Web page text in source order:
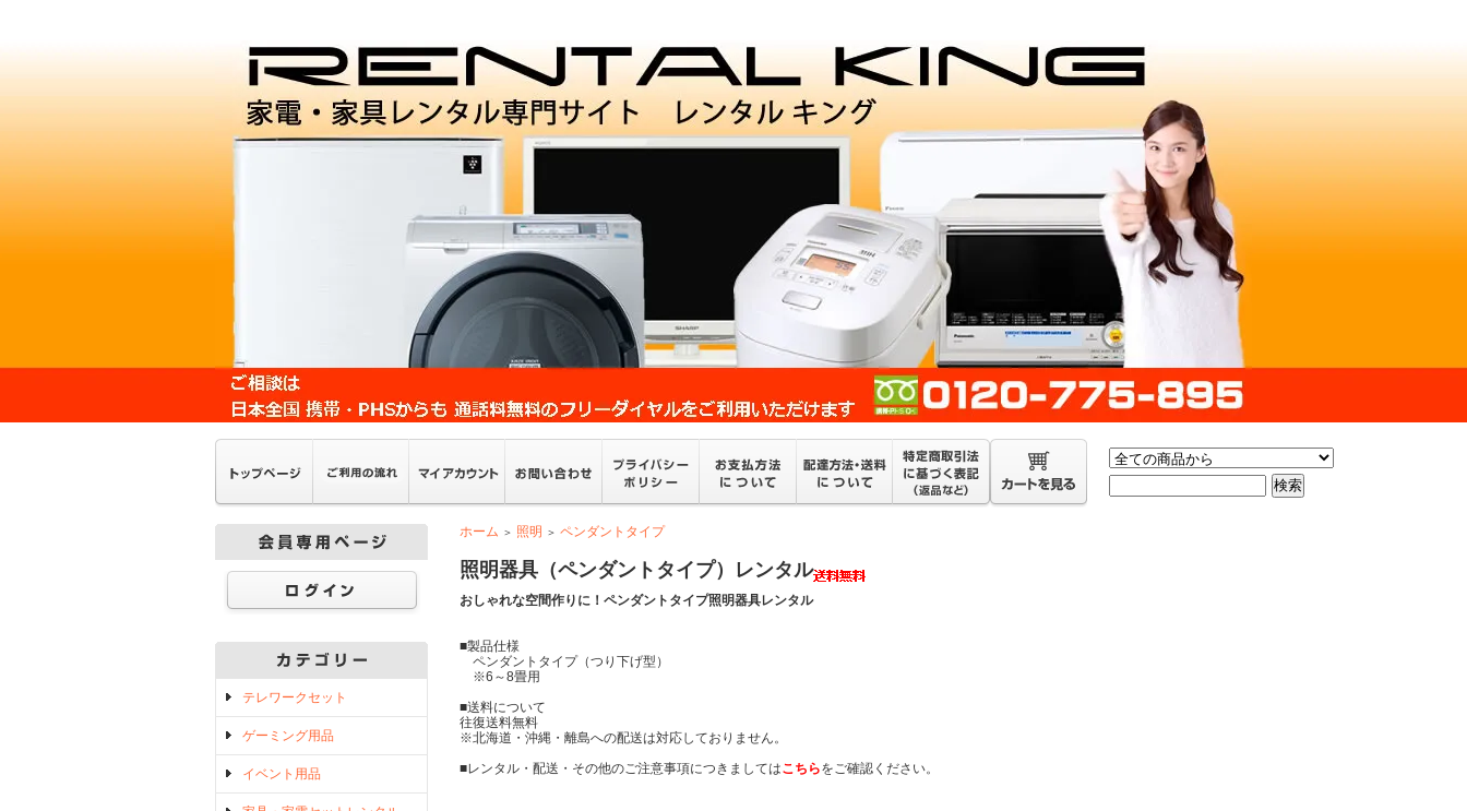
テレワークセット
ゲーミング用品
イベント用品
ホーム ＞ 照明 ＞ ペンダントタイプ
照明器具（ペンダントタイプ）レンタル
おしゃれな空間作りに！ペンダントタイプ照明器具レンタル
■製品仕様
ペンダントタイプ（つり下げ型）
※6～8畳用
■送料について
往復送料無料
※北海道・沖縄・離島への配送は対応しておりません。
■レンタル・配送・その他のご注意事項につきましてはこちらをご確認ください。